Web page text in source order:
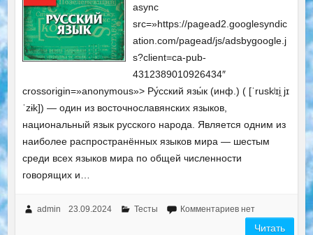
async
src=»https://pagead2.googlesyndic
ation.com/pagead/js/adsbygoogle.j
s?client=ca-pub-
4312389010926434″
crossorigin=»anonymous»> Ру́сский язы́к (инф.) ( [ˈruskʲɪi̯ jɪ
ˈzɨk]) — один из восточнославянских языков,
национальный язык русского народа. Является одним из
наиболее распространённых языков мира — шестым
среди всех языков мира по общей численности
говорящих и…
admin 23.09.2024 Тесты Комментариев нет
Читать